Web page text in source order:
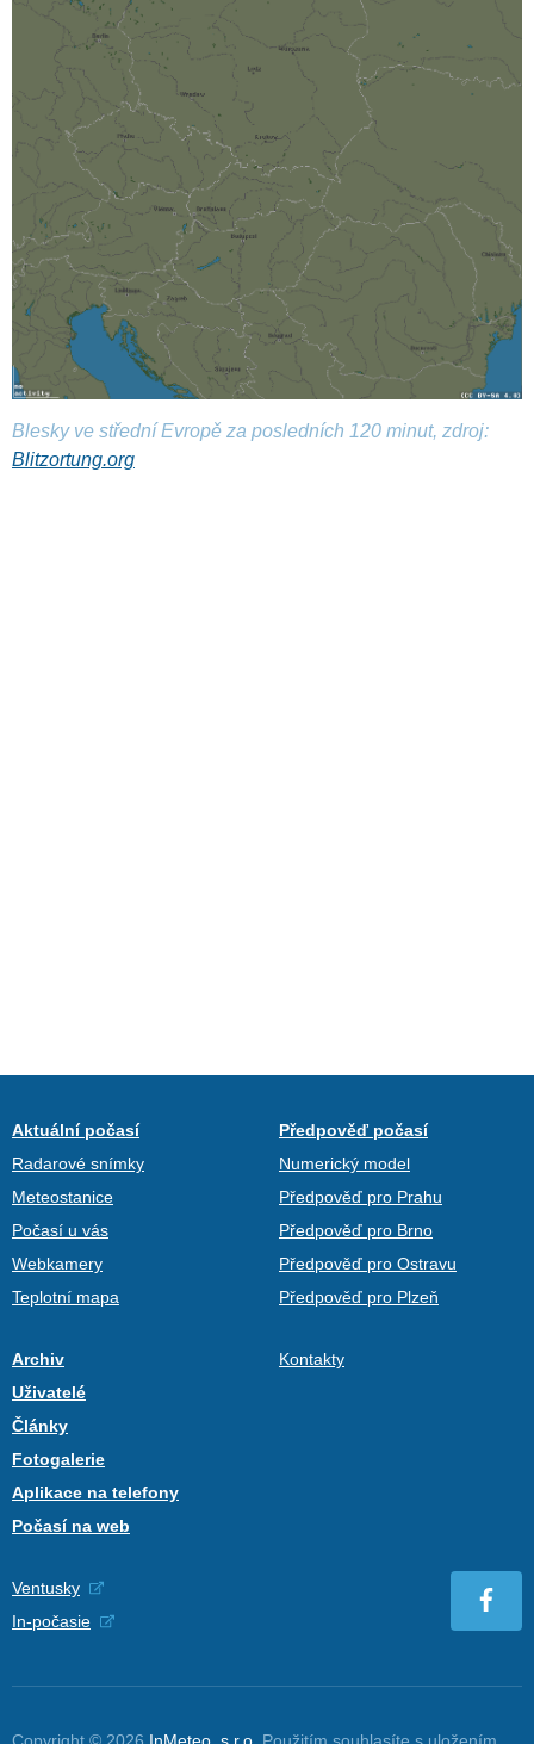
Blesky ve střední Evropě za posledních 120 minut, zdroj:
Blitzortung.org
Aktuální počasí
Radarové snímky
Meteostanice
Počasí u vás
Webkamery
Teplotní mapa
Předpověď počasí
Numerický model
Předpověď pro Prahu
Předpověď pro Brno
Předpověď pro Ostravu
Předpověď pro Plzeň
Archiv
Uživatelé
Články
Fotogalerie
Aplikace na telefony
Počasí na web
Kontakty
Ventusky
In-počasie
Copyright © 2026 InMeteo, s.r.o. Použitím souhlasíte s uložením